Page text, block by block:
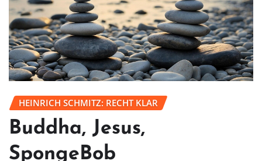
HEINRICH SCHMITZ: RECHT KLAR
Buddha, Jesus,
SpongeBob